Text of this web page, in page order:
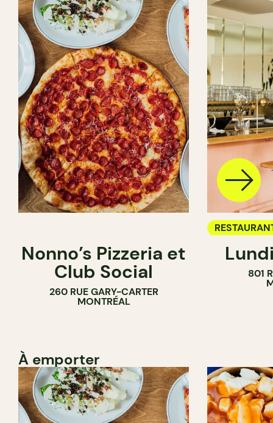
Nonno’s Pizzeria et
Club Social
260 RUE GARY-CARTER
MONTRÉAL
BAR À VIN
801
À emporter